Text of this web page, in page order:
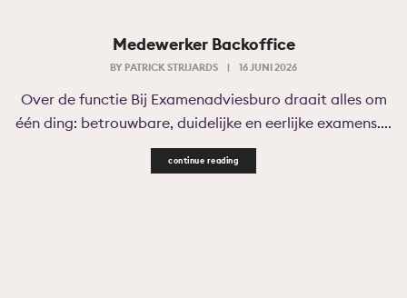
Medewerker Backoffice
BY PATRICK STRIJARDS | 16 JUNI 2026
Over de functie Bij Examenadviesburo draait alles om
één ding: betrouwbare, duidelijke en eerlijke examens....
continue reading